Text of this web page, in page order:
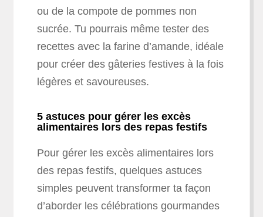
ou de la compote de pommes non
sucrée. Tu pourrais même tester des
recettes avec la farine d’amande, idéale
pour créer des gâteries festives à la fois
légères et savoureuses.
5 astuces pour gérer les excès
alimentaires lors des repas festifs
Pour gérer les excès alimentaires lors
des repas festifs, quelques astuces
simples peuvent transformer ta façon
d’aborder les célébrations gourmandes